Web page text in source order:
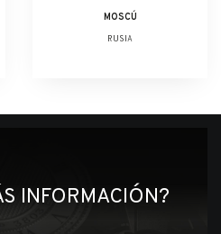
MOSCÚ
RUSIA
INFORMACIÓN?